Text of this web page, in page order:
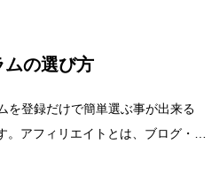
ムの選び方
を登録だけで簡単選ぶ事が出来る
。アフィリエイトとは、ブログ・ホ